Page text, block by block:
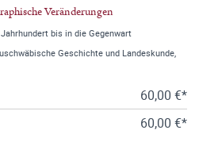
Veränderungen
bis in die Gegenwart
Geschichte und Landeskunde,
60,00 €*
60,00 €*